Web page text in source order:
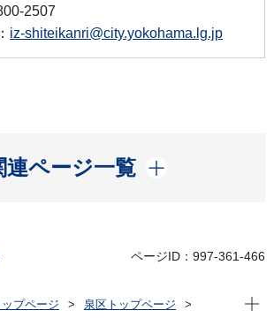
2507
iz-shiteikanri@city.yokohama.lg.jp
連ページ一覧
開く
ページID：997-361-466
プページ
泉区トップページ
現在